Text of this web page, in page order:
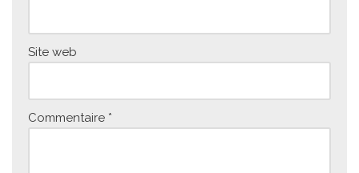
Site web
Commentaire *